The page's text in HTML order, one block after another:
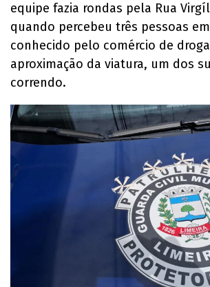
equipe fazia rondas pela Rua
quando percebeu três pessoas
conhecido pelo comércio de
aproximação da viatura, um dos
correndo.